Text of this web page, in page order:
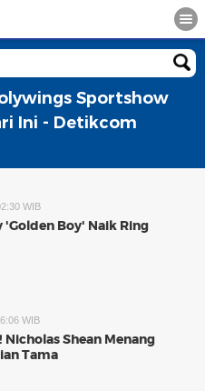
Sportshow
Ini - Detikcom
WIB
'Golden Boy' Naik Ring
WIB
Shean Menang
Tama